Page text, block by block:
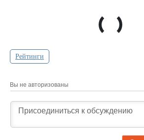
Рейтинги
Вы не авторизованы